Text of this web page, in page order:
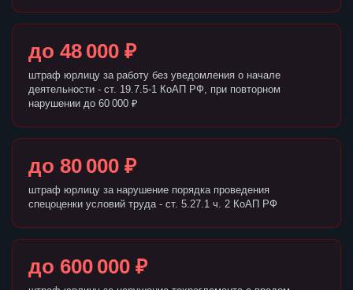
до 48 000 ₽
штраф юрлицу за работу без уведомления о начале
деятельности - ст. 19.7.5-1 КоАП РФ, при повторном
нарушении до 60 000 ₽
до 80 000 ₽
штраф юрлицу за нарушение порядка проведения
спецоценки условий труда - ст. 5.27.1 ч. 2 КоАП РФ
до 600 000 ₽